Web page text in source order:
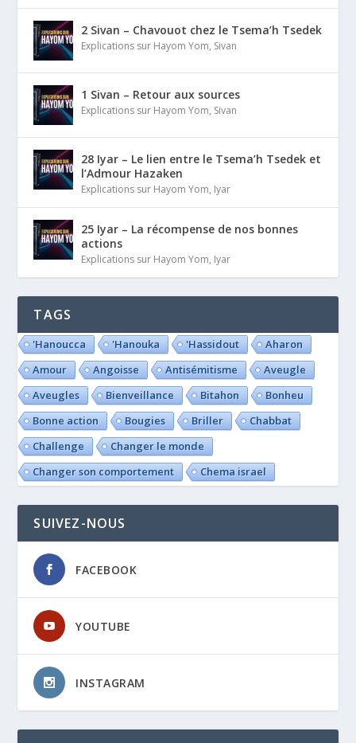
2 Sivan – Chavouot chez le Tsema’h Tsedek
Explications sur Hayom Yom, Sivan
1 Sivan – Retour aux sources
Explications sur Hayom Yom, Sivan
28 Iyar – Le lien entre le Tsema’h Tsedek et
l’Admour Hazaken
Explications sur Hayom Yom, Iyar
25 Iyar – La récompense de nos bonnes
actions
Explications sur Hayom Yom, Iyar
TAGS
'Hanoucca 'Hanouka 'Hassidout
Aharon
Amour
Angoisse Antisémitisme
Aveugle
Aveugles
Bienveillance Bitahon
Bonheu
Bonne action
Bougies Briller
Chabbat
Challenge
Changer le monde
Changer son comportement
Chema israel
SUIVEZ-NOUS
FACEBOOK
YOUTUBE
INSTAGRAM